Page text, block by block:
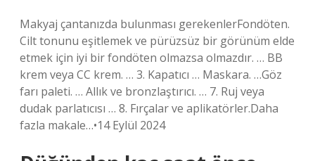
Makyaj çantanızda bulunması gerekenlerFondöten.
Cilt tonunu eşitlemek ve pürüzsüz bir görünüm elde
etmek için iyi bir fondöten olmazsa olmazdır. … BB
krem ​​veya CC krem. … 3. Kapatıcı … Maskara. …Göz
farı paleti. … Allık ve bronzlaştırıcı. … 7. Ruj veya
dudak parlatıcısı … 8. Fırçalar ve aplikatörler.Daha
fazla makale…•14 Eylül 2024